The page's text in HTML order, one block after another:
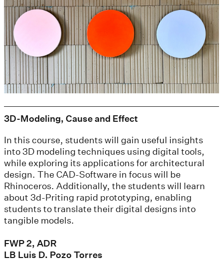
3D-Modeling, Cause and Effect
In this course, students will gain useful insights
into 3D modeling techniques using digital tools,
while exploring its applications for architectural
design. The CAD-Software in focus will be
Rhinoceros. Additionally, the students will learn
about 3d-Priting rapid prototyping, enabling
students to translate their digital designs into
tangible models.
FWP 2, ADR
LB Luis D. Pozo Torres